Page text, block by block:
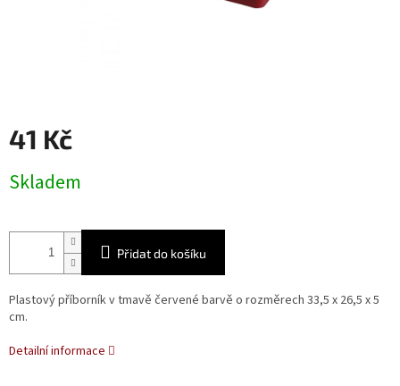
41 Kč
cena:
Skladem
Přidat do košíku
Plastový příborník v tmavě červené barvě o rozměrech 33,5 x 26,5 x 5
cm.
Detailní informace